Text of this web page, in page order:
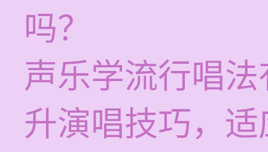
吗？
声乐学流行唱
升演唱技巧，